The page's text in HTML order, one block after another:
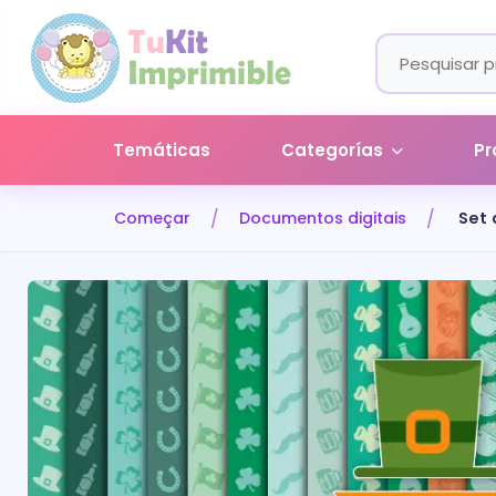
Temáticas Categorías
Começar Documentos digitais Set